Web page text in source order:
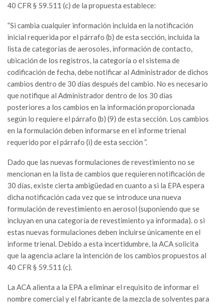
40 CFR § 59.511 (c) de la propuesta establece:
“Si cambia cualquier información incluida en la notificación
inicial requerida por el párrafo (b) de esta sección, incluida la
lista de categorías de aerosoles, información de contacto,
ubicación de los registros, la categoría o el sistema de
codificación de fecha, debe notificar al Administrador de dichos
cambios dentro de 30 días después del cambio. No es necesario
que notifique al Administrador dentro de los 30 días
posteriores a los cambios en la información proporcionada
según lo requiere el párrafo (b) (9) de esta sección. Los cambios
en la formulación deben informarse en el informe trienal
requerido por el párrafo (i) de esta sección ”.
Dado que las nuevas formulaciones de revestimiento no se
mencionan en la lista de cambios que requieren notificación de
30 días, existe cierta ambigüedad en cuanto a si la EPA espera
dicha notificación cada vez que se introduce una nueva
formulación de revestimiento en aerosol (suponiendo que se
incluyan en una categoría de revestimiento ya informada). o si
estas nuevas formulaciones deben incluirse únicamente en el
informe trienal. Debido a esta incertidumbre, la ACA solicita
que la agencia aclare la intención de los cambios propuestos al
40 CFR § 59.511 (c).
La ACA alienta a la EPA a eliminar el requisito de informar el
nombre comercial y el fabricante de la mezcla de solventes para